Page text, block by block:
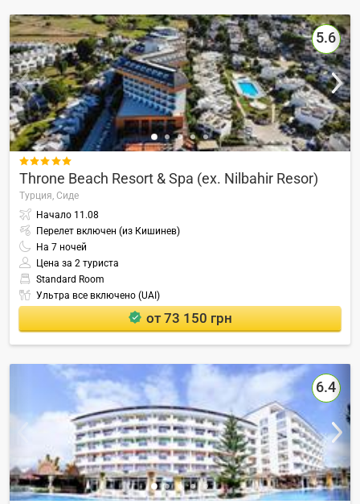
5.6

Throne Beach Resort & Spa (ex. Nilbahir Resor)
Турция, Сиде
Начало 11.08
Перелет включен (из Кишинев)
На 7 ночей
Цена за 2 туриста
Standard Room
Ультра все включено (UAI)
от 73 150 грн
6.4